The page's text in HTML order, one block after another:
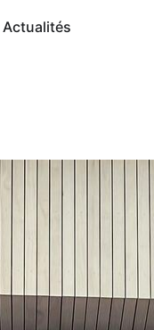
Actualités